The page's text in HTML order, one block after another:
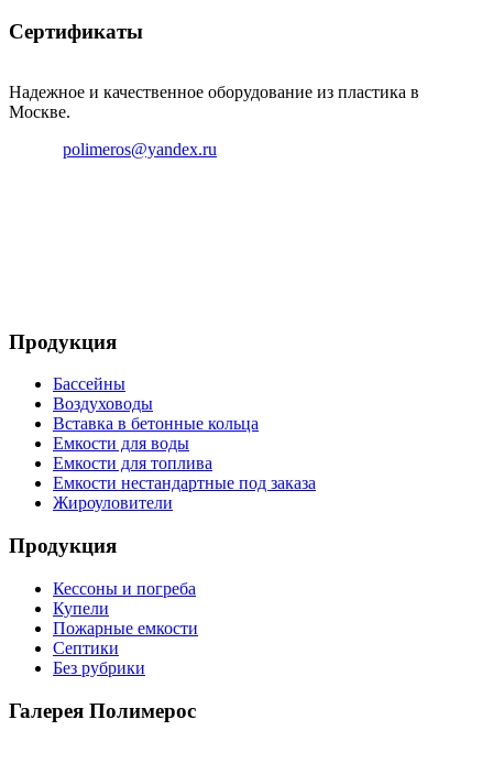
Сертификаты
Надежное и качественное оборудование из пластика в
Москве.
polimeros@yandex.ru
Продукция
Бассейны
Воздуховоды
Вставка в бетонные кольца
Емкости для воды
Емкости для топлива
Емкости нестандартные под заказа
Жироуловители
Продукция
Кессоны и погреба
Купели
Пожарные емкости
Септики
Без рубрики
Галерея Полимерос